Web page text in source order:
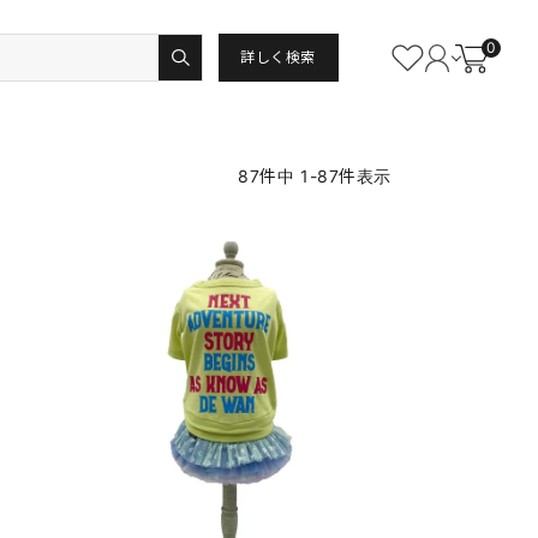
詳しく検索
0
87件中 1 -87件表示